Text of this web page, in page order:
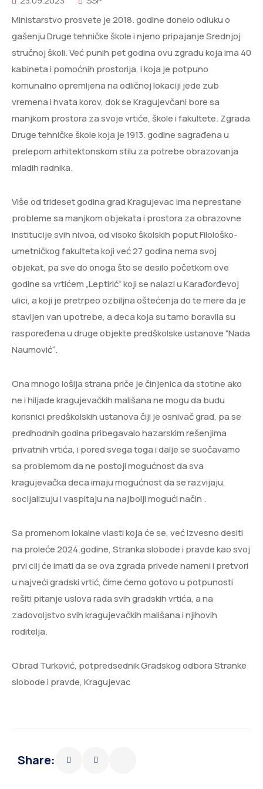
Ministarstvo prosvete je 2018. godine donelo odluku o
gašenju Druge tehničke škole i njeno pripajanje Srednjoj
stručnoj školi. Već punih pet godina ovu zgradu koja ima 40
kabineta i pomoćnih prostorija, i koja je potpuno
komunalno opremljena na odličnoj lokaciji jede zub
vremena i hvata korov, dok se Kragujevčani bore sa
manjkom prostora za svoje vrtiće, škole i fakultete. Zgrada
Druge tehničke škole koja je 1913. godine sagrađena u
prelepom arhitektonskom stilu za potrebe obrazovanja
mladih radnika.
Više od trideset godina grad Kragujevac ima neprestane
probleme sa manjkom objekata i prostora za obrazovne
institucije svih nivoa, od visoko školskih poput Filološko-
umetničkog fakulteta koji već 27 godina nema svoj
objekat, pa sve do onoga što se desilo početkom ove
godine sa vrtićem „Leptirić“ koji se nalazi u Karađorđevoj
ulici, a koji je pretrpeo ozbiljna oštećenja do te mere da je
stavljen van upotrebe, a deca koja su tamo boravila su
raspoređena u druge objekte predškolske ustanove “Nada
Naumović“.
Ona mnogo lošija strana priče je činjenica da stotine ako
ne i hiljade kragujevačkih mališana ne mogu da budu
korisnici predškolskih ustanova čiji je osnivač grad, pa se
predhodnih godina pribegavalo hazarskim rešenjima
privatnih vrtića, i pored svega toga i dalje se suočavamo
sa problemom da ne postoji mogućnost da sva
kragujevačka deca imaju mogućnost da se razvijaju,
socijalizuju i vaspitaju na najbolji mogući način .
Sa promenom lokalne vlasti koja će se, već izvesno desiti
na proleće 2024.godine, Stranka slobode i pravde kao svoj
prvi cilj će imati da se ova zgrada privede nameni i pretvori
u najveći gradski vrtić, čime ćemo gotovo u potpunosti
rešiti pitanje uslova rada svih gradskih vrtića, a na
zadovoljstvo svih kragujevačkih mališana i njihovih
roditelja.
Obrad Turković, potpredsednik Gradskog odbora Stranke
slobode i pravde, Kragujevac
Share: